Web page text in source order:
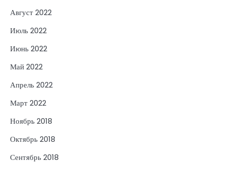
Август 2022
Июль 2022
Июнь 2022
Май 2022
Апрель 2022
Март 2022
Ноябрь 2018
Октябрь 2018
Сентябрь 2018